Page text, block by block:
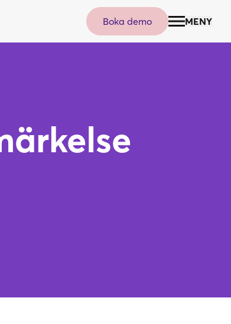
Boka demo MENY